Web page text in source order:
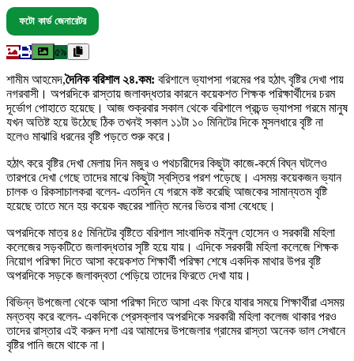
ফটো কার্ড জেনারেটর
৫৯
শামীম আহমেদ,দৈনিক বরিশাল ২৪.কম: বরিশালে ভ্যাপসা গরমের পর হঠাৎ বৃষ্টির দেখা পায়
নগরবাসী। অপরদিকে রাস্তায় জলাবদ্ধতার কারনে কয়েকশত শিক্ষক পরিক্ষার্থীদের চরম
দূর্ভোগ পোহাতে হয়েছে। আজ শুক্রবার সকাল থেকে বরিশালে প্রচন্ড ভ্যাপসা গরমে মানুষ
যখন অতিষ্ট হয়ে উঠেছে ঠিক তখনই সকাল ১১টা ১০ মিনিটের দিকে মুসলধারে বৃষ্টি না
হলেও মাঝারি ধরনের বৃষ্টি পড়তে শুরু করে।
হঠাৎ করে বৃষ্টির দেখা মেলায় দিন মজুর ও পথচারীদের কিছুটা কাজে-কর্মে বিঘ্ন ঘটলেও
তারপরে দেখা গেছে তাদের মাঝে কিছুটা স্বস্তির পরশ পড়েছে। এসময় কয়েকজন ভ্যান
চালক ও রিকসাচালকরা বলেন- এতদিন যে গরমে কষ্ট করেছি আজকের সামান্যতম বৃষ্টি
হয়েছে তাতে মনে হয় কয়েক বছরের শান্তি মনের ভিতর বাসা বেধেছে।
অপরদিকে মাত্র ৪৫ মিনিটের বৃষ্টিতে বরিশাল সাংবাদিক মইনুল হোসেন ও সরকারী মহিলা
কলেজের সড়কটিতে জলাবদ্ধতার সৃষ্টি হয়ে যায়। এদিকে সরকারী মহিলা কলেজে শিক্ষক
নিয়োগ পরিক্ষা দিতে আসা কয়েকশত শিক্ষার্থী পরিক্ষা শেষে একদিক মাথার উপর বৃষ্টি
অপরদিকে সড়কে জলাবদ্বতা পেড়িয়ে তাদের ফিরতে দেখা যায়।
বিভিন্ন উপজেলা থেকে আসা পরিক্ষা দিতে আসা এবং ফিরে যাবার সময়ে শিক্ষার্থীরা এসময়
মন্তব্য করে বলেন- একদিকে প্রেসক্লাব অপরদিকে সরকারী মহিলা কলেজ থাকার পরও
তাদের রাস্তার এই করুন দশা এর আমাদের উপজেলার গ্রামের রাস্তা অনেক ভাল সেখানে
বৃষ্টির পানি জমে থাকে না।